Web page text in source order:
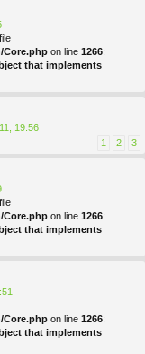
Core.php on line 1266:
that implements
19:56
1 2 3
Core.php on line 1266:
that implements
Core.php on line 1266:
that implements